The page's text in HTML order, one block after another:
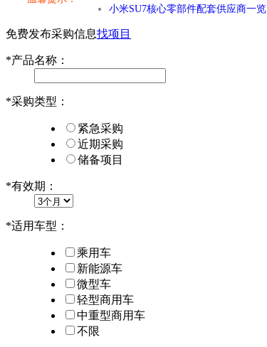
小米SU7核心零部件配套供应商一览
乐道L60核心零部件配套供应商一览
乐道L60核心零部件配套供应商一览
免费发布采购信息找项目
*产品名称：
*采购类型：
紧急采购
近期采购
储备项目
*有效期：
*适用车型：
乘用车
新能源车
微型车
轻型商用车
中重型商用车
不限